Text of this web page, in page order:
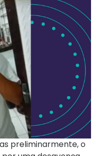
preliminarmente, o